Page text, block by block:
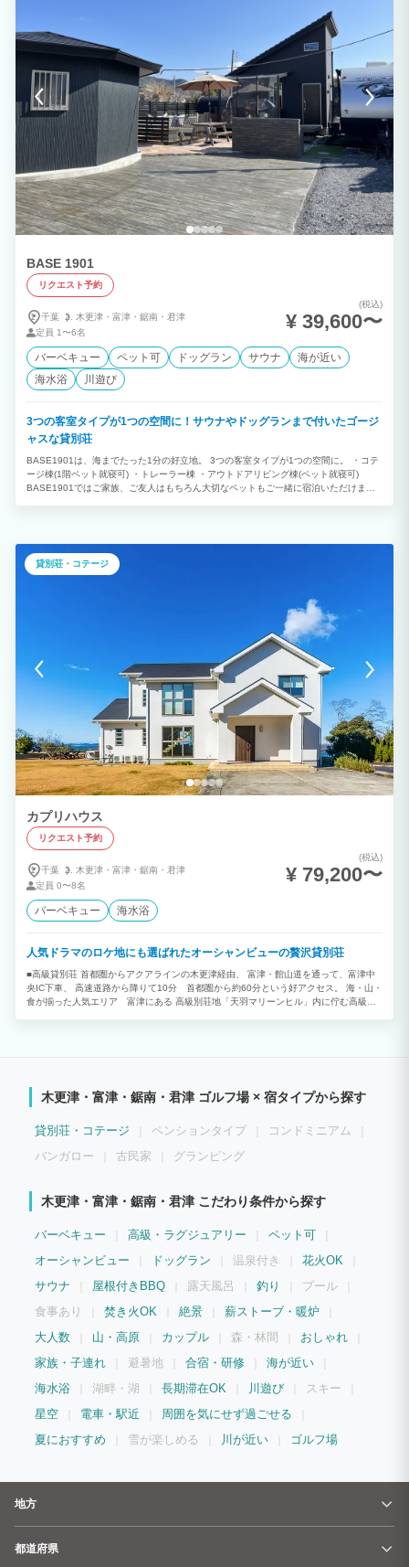
ってください。 ★ルーフトップから天気の良い日は富士山も！ BASK HOTAのルーフ
トップから天気の良い日には富士山を望むこともできます。 温水シャワーがございま
すので夏はルーフトップで日焼けもお楽しみいただけます。
BASE 1901
リクエスト予約
千葉 木更津・ 富津・ 鋸南・ 君津
定員 1〜6名
(税込)
¥ 39,600〜
バーベキュー ペット可 ドッグラン サウナ
海が近い
海水浴
川遊び
3つの客室タイプが1つの空間に！サウナやドッグランまで付いたゴージ
ャスな貸別荘
BASE1901は、海までたった1分の好立地。 3つの客室タイプが1つの空間に。 ・コテ
ージ棟(1階ペット就寝可) ・トレーラー棟 ・アウトドアリビング棟(ペット就寝可)
BASE1901ではご家族、ご友人はもちろん大切なペットもご一緒に宿泊いただけま
時間をお過ごし頂けます。 ★３つの客室タイプが１つの空間に。 ドッグランに面した
宿泊施設、トレーラーハウスやアウトドアリビング。 まるで秘密基地のような空間で
食事をしたり、 ゲームをしたり、語り合ったり…。 そんな映画のワンシーンのよう
ライベートサウナ エクスクルーシブで特別な一時 プライベートな時間を健康的に親密
に過ごすために ヒーリング効果のある専用サウナをご利用ください。 日頃溜まったス
トレスや毒素は汗とともに 身体の中からサッパリと洗い流しましょう。 ★プライベー
トドッグラン 大型犬もOK！ 愛犬も奔放に、飼い主も自由気ままに！ ベース1901の柔
らかな芝のドッグランは プライバシーが守られながら 気兼ねなく愛犬との一時を堪能
いただけます。
貸別荘・コテージ
カプリハウス
リクエスト予約
千葉 木更津・ 富津・ 鋸南・ 君津
定員 0〜8名
(税込)
¥ 79,200〜
バーベキュー 海水浴
人気ドラマのロケ地にも選ばれたオーシャンビューの贅沢貸別荘
■高級貸別荘 首都圏からアクアラインの木更津経由、 富津・館山道を通って、富津中
央IC下車、 高速道路から降りて10分 首都圏から約60分という好アクセス。 海・山・
食が揃った人気エリア 富津にある 高級別荘地「天羽マリーンヒル」内に佇む高級貸
荘の眼下に広がるのは一面の東京湾。 高台にあるカプリハウスは海まで視界を遮るも
は最高の贅沢です。 天気がいい日には富士山も見えるかも…？
木更津・富津・鋸南・君津 ゴルフ場 × 宿タイプから探す
貸別荘・コテージ ペンションタイプ
コンドミニアム
バンガロー
古民家 グランピング
木更津・富津・鋸南・君津 こだわり条件から探す
バーベキュー 高級・ラグジュアリー
ペット可
オーシャンビュー
ドッグラン 温泉付き
花火OK
サウナ
屋根付きBBQ 露天風呂 釣り
プール
食事あり
焚き火OK 絶景
薪ストーブ・暖炉
大人数
山・高原 カップル 森・林間
おしゃれ
家族・子連れ
避暑地 合宿・研修
海が近い
海水浴
湖畔・湖 長期滞在OK 川遊び
スキー
星空
電車・駅近
周囲を気にせず過ごせる
夏におすすめ
雪が楽しめる 川が近い ゴルフ場
地方
都道府県